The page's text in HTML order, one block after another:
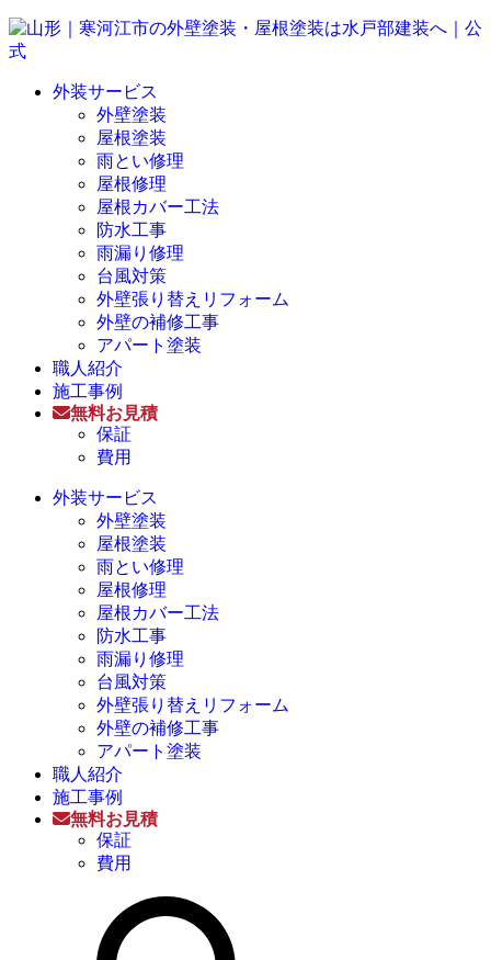
外装サービス
外壁塗装
屋根塗装
雨とい修理
屋根修理
屋根カバー工法
防水工事
雨漏り修理
台風対策
外壁張り替えリフォーム
外壁の補修工事
アパート塗装
職人紹介
施工事例
無料お見積
保証
費用
外装サービス
外壁塗装
屋根塗装
雨とい修理
屋根修理
屋根カバー工法
防水工事
雨漏り修理
台風対策
外壁張り替えリフォーム
外壁の補修工事
アパート塗装
職人紹介
施工事例
無料お見積
保証
費用